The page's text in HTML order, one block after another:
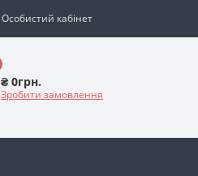
Особистий кабінет
₴ 0грн.
Зробити замовлення